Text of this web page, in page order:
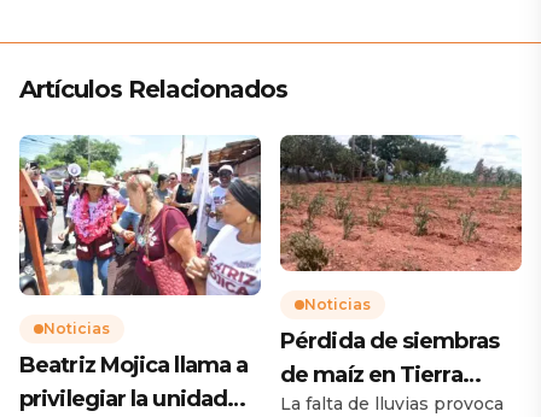
Artículos Relacionados
Noticias
Beatriz Mojica llama a
privilegiar la unidad
Noticias
Pérdida de siembras
de maíz en Tierra
Caliente preocupan a
La falta de lluvias provoca